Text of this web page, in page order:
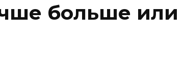
больше или